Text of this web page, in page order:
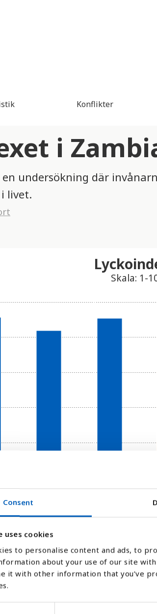
Consent
uses cookies
to personalise content and ads, to
about your use of our site
it with other information that you’ve
Konflikter
i
undersökning där
livet.
Skala: 1-
Stapeldiagram